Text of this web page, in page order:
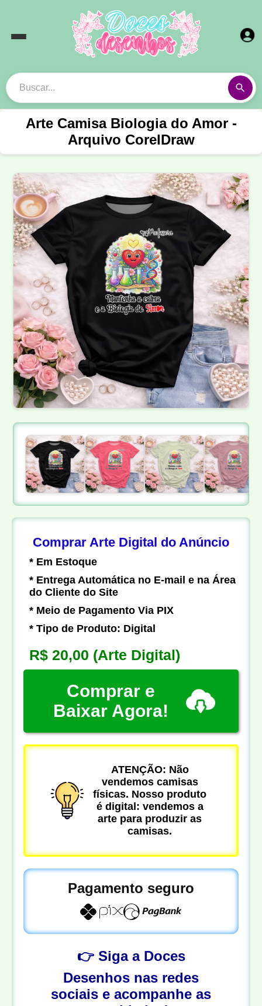
Arte Camisa Biologia do Amor -
Arquivo CorelDraw
Comprar Arte Digital do Anúncio
* Em Estoque
* Entrega Automática no E-mail e na Área
do Cliente do Site
* Meio de Pagamento Via PIX
* Tipo de Produto: Digital
R$ 20,00 (Arte Digital)
Comprar e
Baixar Agora!
ATENÇÃO: Não
vendemos camisas
físicas. Nosso produto
é digital: vendemos a
arte para produzir as
camisas.
Pagamento seguro
👉 Siga a Doces
Desenhos nas redes
sociais e acompanhe as